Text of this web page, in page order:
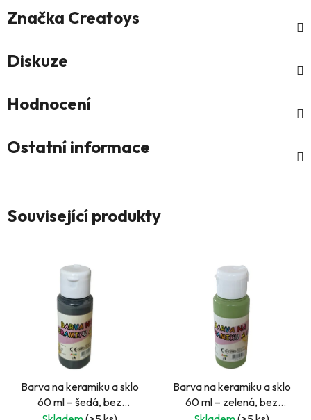
Značka Creatoys
Diskuze
Hodnocení
Ostatní informace
Související produkty
Barva na keramiku a sklo
60 ml – šedá, bez
zapékání
Barva na keramiku a sklo
60 ml – zelená, bez
zapékání